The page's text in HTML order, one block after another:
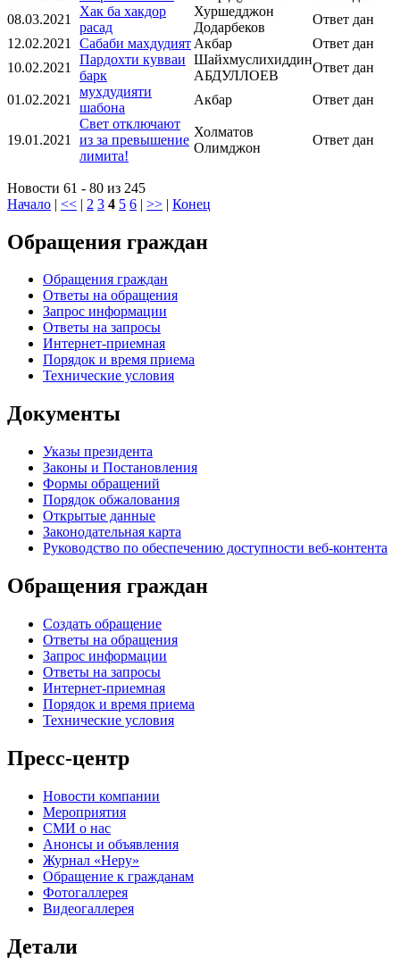
08.03.2021
Хак ба хакдор
расад
Хуршедджон
Додарбеков
Ответ дан
12.02.2021
Сабаби махдудият Акбар
Ответ дан
10.02.2021
Пардохти кувваи
барк
Шайхмуслихиддин
АБДУЛЛОЕВ
Ответ дан
01.02.2021
мухдудияти
шабона
Акбар Ответ дан
19.01.2021
Свет отключают
из за превышение
лимита!
Холматов
Олимджон
Ответ дан
Новости 61 - 80 из 245
Начало | << | 2 3 4 5 6 | >> | Конец
Обращения граждан
Обращения граждан
Ответы на обращения
Запрос информации
Ответы на запросы
Интернет-приемная
Порядок и время приема
Технические условия
Документы
Указы президента
Законы и Постановления
Формы обращений
Порядок обжалования
Открытые данные
Законодательная карта
Руководство по обеспечению доступности веб-контента
Обращения граждан
Создать обращение
Ответы на обращения
Запрос информации
Ответы на запросы
Интернет-приемная
Порядок и время приема
Технические условия
Пресс-центр
Новости компании
Мероприятия
СМИ о нас
Анонсы и объявления
Журнал «Неру»
Обращение к гражданам
Фотогаллерея
Видеогаллерея
Детали